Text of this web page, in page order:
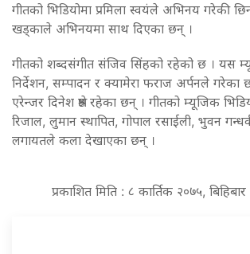
गीतको भिडियोमा प्रमिला स्वयंले अभिनय गरेकी
खड्काले अभिनयमा साथ दिएका छन् ।
गीतको शब्दसंगीत संजिव सिंहको रहेको छ । यस
निर्देशन, सम्पादन र क्यामेरा फराज अर्पनले गरेका
एरेन्जर दिनेश श्रेष्ठ रहेका छन् । गीतको म्यूजिक
रिजाल, लुमान स्थापित, गोपाल रसाईली, भुवन
लगायतले कला देखाएका छन् ।
प्रकाशित मिति : ८ कार्तिक २०७५,